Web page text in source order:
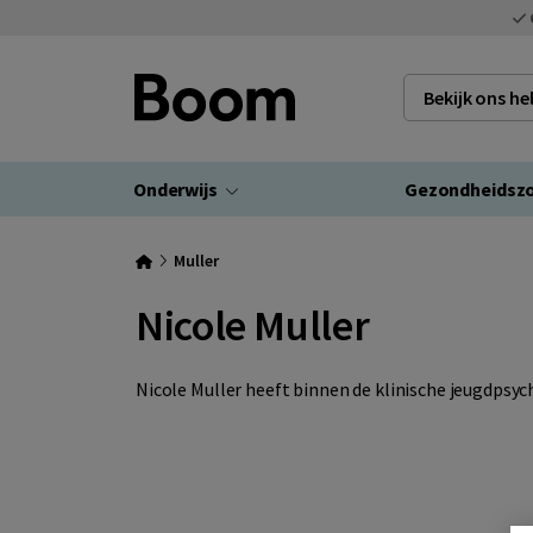
Bekijk ons
Onderwijs
Muller
Nicole Muller
Nicole Muller heeft binnen de klinische